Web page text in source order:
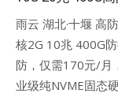
雨云 湖北·十堰 高
核2G 10兆 400G
防，仅需170元/月
业级纯NVME固态